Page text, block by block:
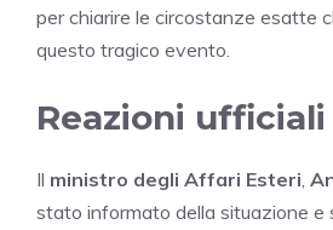
per chiarire le circostanze esatte
questo tragico evento.
Reazioni ufficiali
Il ministro degli Affari Esteri
stato informato della situazione e